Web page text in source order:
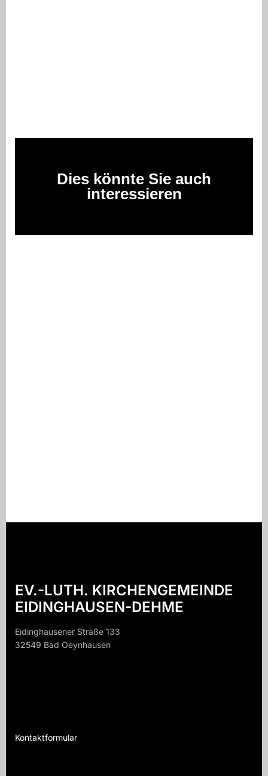
Dies könnte Sie auch
interessieren
EV.-LUTH. KIRCHENGEMEINDE
EIDINGHAUSEN-DEHME
Eidinghausener Straße 133
32549 Bad Oeynhausen
Kontaktformular